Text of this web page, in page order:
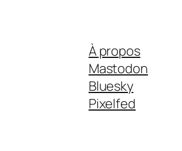
À propos
Mastodon
Bluesky
Pixelfed